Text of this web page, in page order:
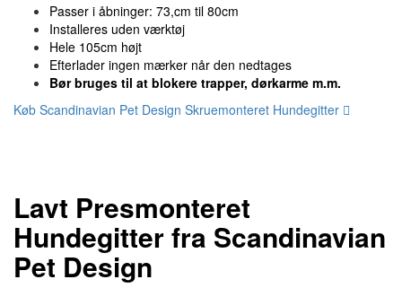
Passer i åbninger: 73,cm til 80cm
Installeres uden værktøj
Hele 105cm højt
Efterlader ingen mærker når den nedtages
Bør bruges til at blokere trapper, dørkarme m.m.
Køb Scandinavian Pet Design Skruemonteret Hundegitter
Lavt Presmonteret
Hundegitter fra Scandinavian
Pet Design